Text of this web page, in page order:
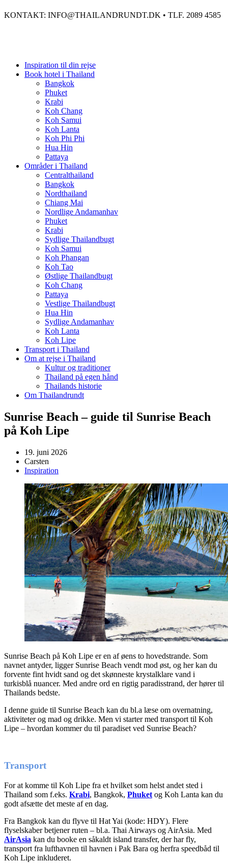
KONTAKT: INFO@THAILANDRUNDT.DK • TLF. 2089 4585
Inspiration til din rejse
Book hotel i Thailand
Bangkok
Phuket
Krabi
Koh Chang
Koh Samui
Koh Lanta
Koh Phi Phi
Hua Hin
Pattaya
Områder i Thailand
Centralthailand
Bangkok
Nordthailand
Chiang Mai
Nordlige Andamanhav
Phuket
Krabi
Sydlige Thailandbugt
Koh Samui
Koh Phangan
Koh Tao
Østlige Thailandbugt
Koh Chang
Pattaya
Vestlige Thailandbugt
Hua Hin
Sydlige Andamanhav
Koh Lanta
Koh Lipe
Transport i Thailand
Om at rejse i Thailand
Kultur og traditioner
Thailand på egen hånd
Thailands historie
Om Thailandrundt
Sunrise Beach – guide til Sunrise Beach
på Koh Lipe
19. juni 2026
Carsten
Inspiration
Sunrise Beach på Koh Lipe er en af øens to hovedstrande. Som
navnet antyder, ligger Sunrise Beach vendt mod øst, og her kan du
forvente fint hvidt sand og det skønneste krystalklare vand i
turkisblå nuancer. Med andre ord en rigtig paradisstrand, der hører til
Thailands bedste.
I denne guide til Sunrise Beach kan du bl.a læse om overnatning,
aktiviteter og mad og drikke. Men vi starter med transport til Koh
Lipe – hvordan kommer du til paradiset ved Sunrise Beach?
Transport
For at komme til Koh Lipe fra et hvilket som helst andet sted i
Thailand som f.eks. Krabi, Bangkok, Phuket og Koh Lanta kan du
godt afsætte det meste af en dag.
Fra Bangkok kan du flyve til Hat Yai (kode: HDY). Flere
flyselskaber betjener ruten – bl.a. Thai Airways og AirAsia. Med
AirAsia kan du booke en såkaldt island transfer, der har fly,
transport fra lufthavnen til havnen i Pak Bara og herfra speedbåd til
Koh Lipe inkluderet.